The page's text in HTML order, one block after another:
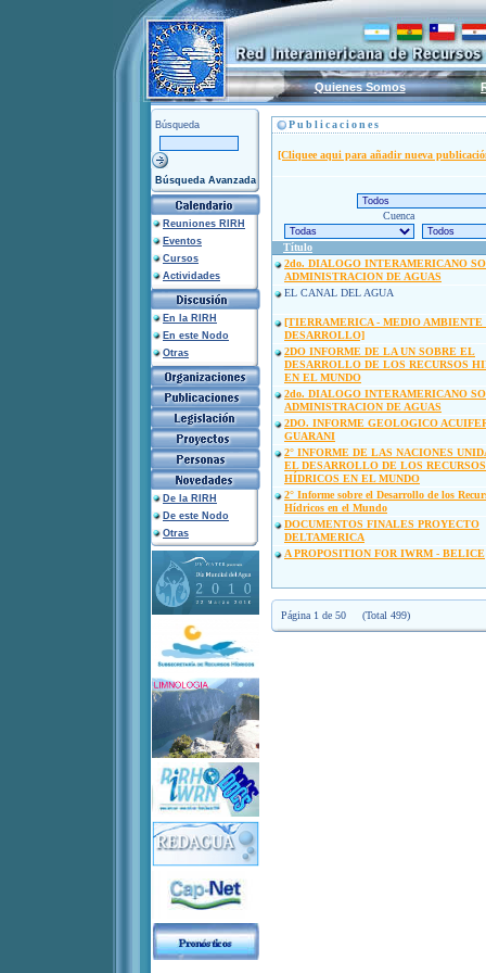
Quienes Somos
Búsqueda
Búsqueda Avanzada
Reuniones RIRH
Eventos
Cursos
Actividades
En la RIRH
En este Nodo
Otras
De la RIRH
De este Nodo
Otras
Publicaciones
[Cliquee aqui para añadir nueva
Cuenca
Título
2do. DIALOGO INTERAMERICANO
ADMINISTRACION DE AGUAS
EL CANAL DEL AGUA
[TIERRAMERICA - MEDIO AMBIENTE
DESARROLLO]
2DO INFORME DE LA UN SOBRE EL
DESARROLLO DE LOS RECURSOS
EN EL MUNDO
2do. DIALOGO INTERAMERICANO
ADMINISTRACION DE AGUAS
2DO. INFORME GEOLOGICO
GUARANI
2° INFORME DE LAS NACIONES
EL DESARROLLO DE LOS RECURSOS
HÍDRICOS EN EL MUNDO
2° Informe sobre el Desarrollo de los
Hídricos en el Mundo
DOCUMENTOS FINALES PROYECTO
DELTAMERICA
A PROPOSITION FOR IWRM - BELICE
Página 1 de 50 (Total 499)